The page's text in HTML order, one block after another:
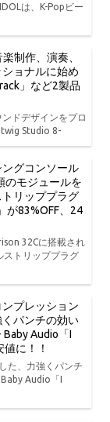
は、K-Popビー
制作、演奏、
ョナルに始め
」など2製品
ドデザインをプロ
Studio 8-
ングコンソール
のモジュールを
リッププラグ
が83%OFF、24
32Cに搭載され
ストリッププラグ
ンプレッション
パンチの効い
Audio「I
に！！
た、力強くパンチ
Audio「I